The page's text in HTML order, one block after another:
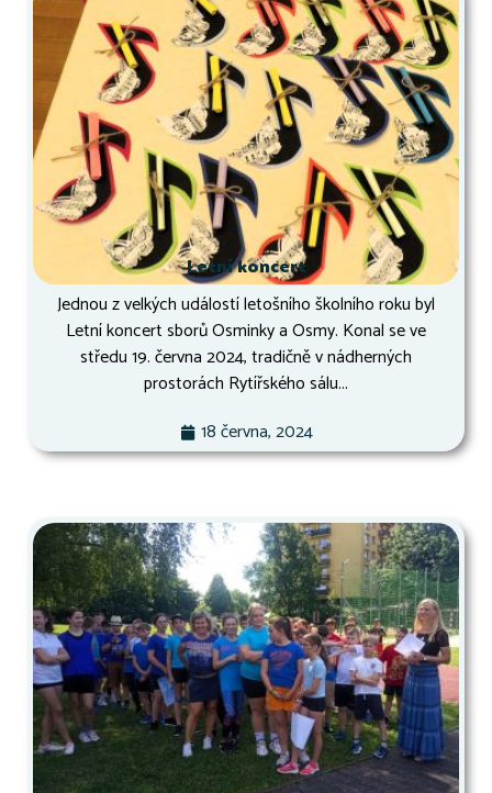
Letní koncert
Jednou z velkých událostí letošního školního roku byl
Letní koncert sborů Osminky a Osmy. Konal se ve
středu 19. června 2024, tradičně v nádherných
prostorách Rytířského sálu...
18 června, 2024